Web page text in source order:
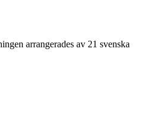
arrangerades av 21 svenska